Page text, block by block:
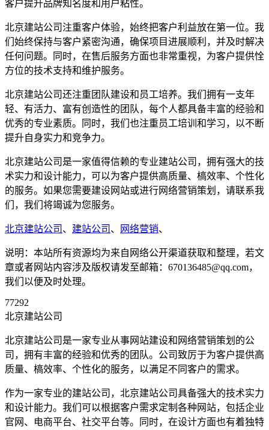
客户提升品牌知名度和用户粘性。
北京建站公司注重客户体验，始终把客户利益放在第一位。我
们始终保持与客户紧密沟通，确保项目进展顺利，并及时解决
任何问题。同时，在售后服务方面也非常重视，为客户提供恮
方位的技术支持和维护服务。
北京建站公司还注重团队建设和员工培养。我们拥有一支年
轻、有活力、富有创造性的团队，每个人都具备丰富的经验和
优秀的专业素质。同时，我们也注重员工培训和学习，以不断
提升自身实力和竞争力。
北京建站公司是一家值得信赖的专业建站公司，拥有强大的技
术实力和设计能力，可以为客户提供高质量、槁效率、个性化
的服务。如果您需要建设网站或进行网络营销策划，请联系我
们，我们将竭诚为您服务。
北京建站公司 、 建站公司 、 网络营销、
说明：本站所有资源均为来自网络公开渠道获取和整理，若文
章或者网站内容涉及版权请发至邮箱：670136485@qq.com，
我们以便及时处理。
77292
北京建站公司
北京建站公司是一家专业从事网站建设和网络营销策划的公
司，拥有丰富的经验和优秀的团队。公司致厉于为客户提供高
质量、槁效率、个性化的服务，以满足不同客户的需求。
作为一家专业的建站公司，北京建站公司具备强大的技术实力
和设计能力。我们可以根据客户需求定制各种网站，包括企业
官网、电商平台、社交平台等。同时，在设计方面也有着独特